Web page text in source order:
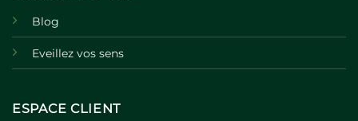
Blog
Eveillez vos sens
ESPACE CLIENT